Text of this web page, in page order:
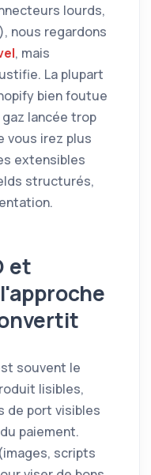
lourds,
nous regardons
, mais
La plupart
bien foutue
lancée trop
vous irez plus
extensibles
structurés,
et
souvent le
lisibles,
de port visibles
paiement.
scripts